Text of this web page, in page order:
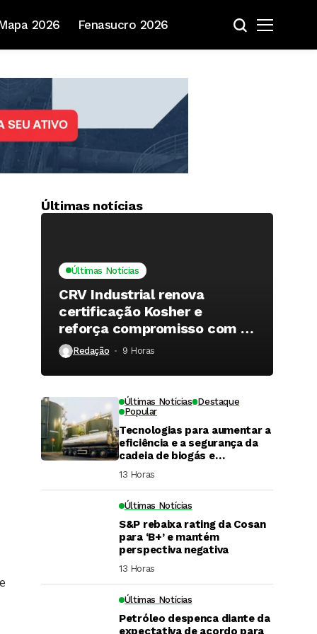
2026 Fenasucro 2026
Últimas notícias
Últimas Notícias
CRV Industrial renova
certificação Kosher e
reforça compromisso com a
qualidade
Redação 9 Horas ⁮
Últimas Notícias Destaque
Popular
Tecnologias para aumentar a
eficiência e a segurança da
cadeia de biogás e
biometano são destaque em
Fórum do setor
13 Horas ⁮
Últimas Notícias
S&P rebaixa rating da Cosan
para ‘B+’ e mantém
perspectiva negativa
13 Horas ⁮
Últimas Notícias
Petróleo despenca diante da
expectativa de acordo para
DaCana Cast
Fenasucro 2026